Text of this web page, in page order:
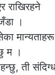
राखिरहने
।
मान्यताहरू
म ।
ती